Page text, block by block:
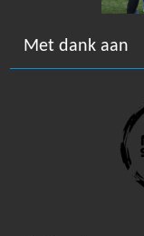
Met dank aan